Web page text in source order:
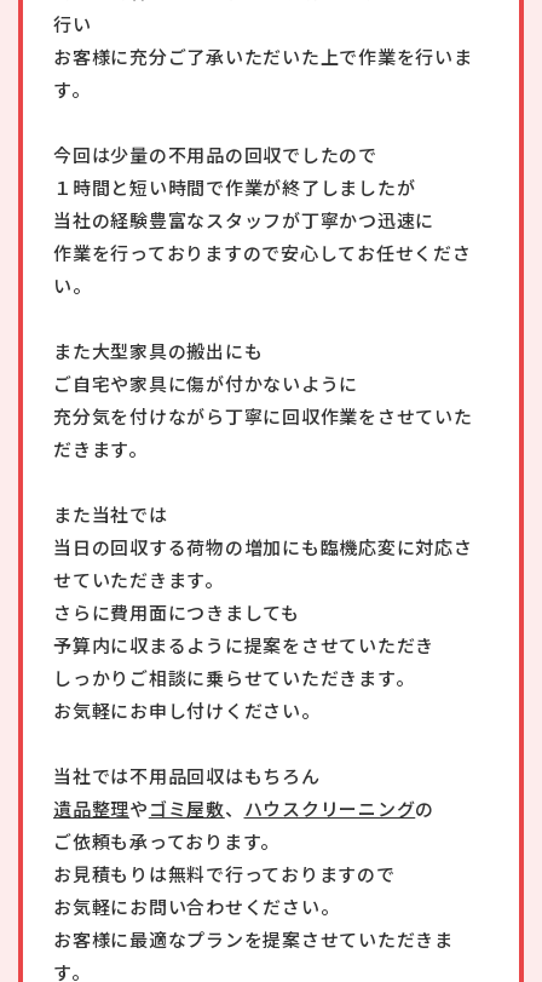
行い
お客様に充分ご了承いただいた上で作業を行いま
す。
今回は少量の不用品の回収でしたので
１時間と短い時間で作業が終了しましたが
当社の経験豊富なスタッフが丁寧かつ迅速に
作業を行っておりますので安心してお任せくださ
い。
また大型家具の搬出にも
ご自宅や家具に傷が付かないように
充分気を付けながら丁寧に回収作業をさせていた
だきます。
また当社では
当日の回収する荷物の増加にも臨機応変に対応さ
せていただきます。
さらに費用面につきましても
予算内に収まるように提案をさせていただき
しっかりご相談に乗らせていただきます。
お気軽にお申し付けください。
当社では不用品回収はもちろん
遺品整理やゴミ屋敷、 ハウスクリーニングの
ご依頼も承っております。
お見積もりは無料で行っておりますので
お気軽にお問い合わせください。
お客様に最適なプランを提案させていただきま
す。